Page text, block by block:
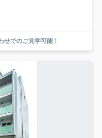
せでのご見学可能！